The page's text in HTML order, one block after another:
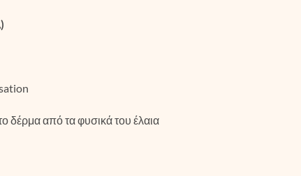
δέρμα από τα φυσικά του έλαια